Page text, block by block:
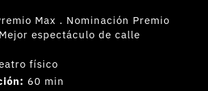
Max . Nominación Premio
espectáculo de calle
físico
60 min